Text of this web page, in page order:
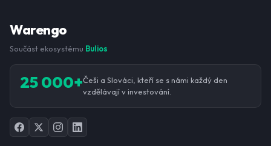
Warengo
Součást ekosystému Bulios
25 000+Češi a Slováci, kteří se s námi každý den
vzdělávají v investování.